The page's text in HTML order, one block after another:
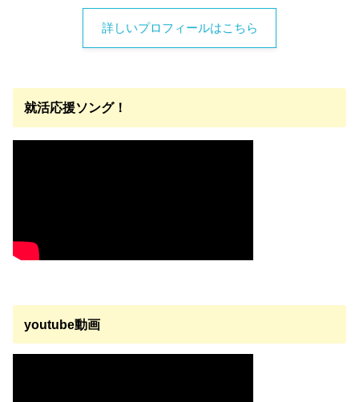
詳しいプロフィールはこちら
就活応援ソング！
youtube動画